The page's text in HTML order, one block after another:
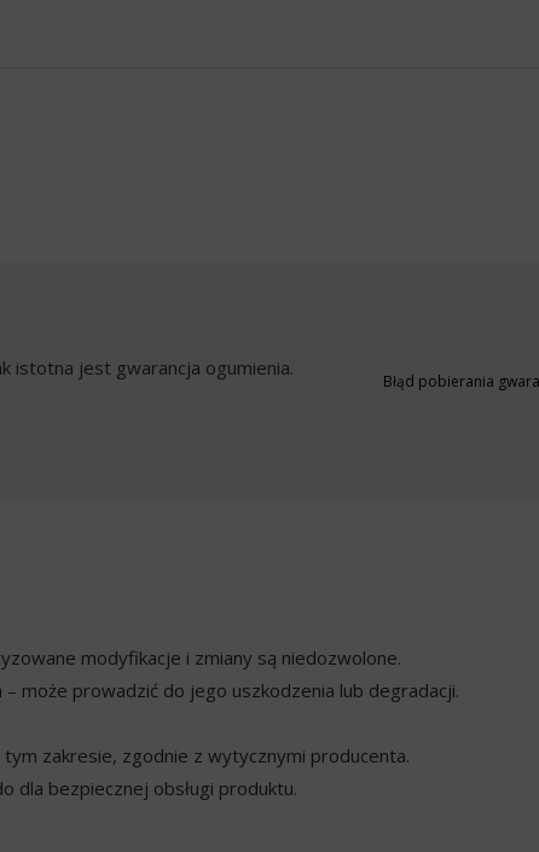
istotna jest gwarancja ogumienia.
Błąd pobierania
modyfikacje i zmiany są niedozwolone.
może prowadzić do jego uszkodzenia lub degradacji.
zakresie, zgodnie z wytycznymi producenta.
dla bezpiecznej obsługi produktu.